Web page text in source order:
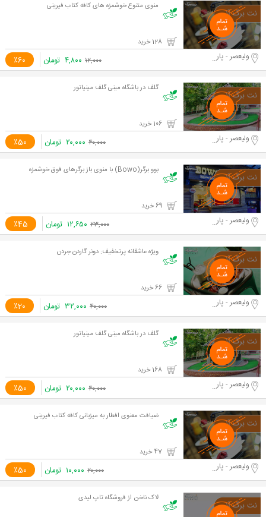
منوی متنوع خوشمزه های کافه کتاب فیرینی
٪60 ولیعصر - پارک ملت ۱۲,۰۰۰ ۴,۸۰۰ تومان
گلف در باشگاه مینی گلف مینیاتور
٪50 ولیعصر - پارک ملت ۴۰,۰۰۰ ۲۰,۰۰۰ تومان
بوو برگر(Bowo) با منوی باز برگرهای فوق خوشمزه
٪45 ولیعصر - پارک ملت ۲۳,۰۰۰ ۱۲,۶۵۰ تومان
ویژه عاشقانه پرتخفیف: دونر گاردن جردن
٪20 ولیعصر - پارک ملت ۴۰,۰۰۰ ۳۲,۰۰۰ تومان
گلف در باشگاه مینی گلف مینیاتور
٪50 ولیعصر - پارک ملت ۴۰,۰۰۰ ۲۰,۰۰۰ تومان
ضیافت معنوی افطار به میزبانی کافه کتاب فیرینی
٪50 ولیعصر - پارک ملت ۲۰,۰۰۰ ۱۰,۰۰۰ تومان
لاک ناخن از فروشگاه تاپ لیدی